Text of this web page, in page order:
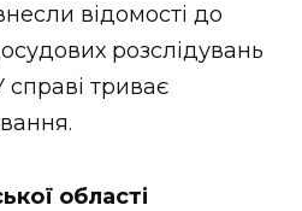
відомості до
розслідувань
справі триває
області